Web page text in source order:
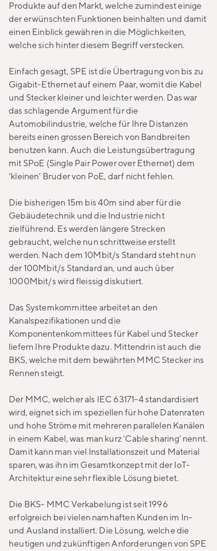
Produkte auf den Markt, welche zumindest einige
der erwünschten Funktionen beinhalten und damit
einen Einblick gewähren in die Möglichkeiten,
welche sich hinter diesem Begriff verstecken.
Einfach gesagt, SPE ist die Übertragung von bis zu
Gigabit-Ethernet auf einem Paar, womit die Kabel
und Stecker kleiner und leichter werden. Das war
das schlagende Argument für die
Automobilindustrie, welche für Ihre Distanzen
bereits einen grossen Bereich von Bandbreiten
benutzen kann. Auch die Leistungsübertragung
mit SPoE (Single Pair Power over Ethernet) dem
‘kleinen’ Bruder von PoE, darf nicht fehlen.
Die bisherigen 15m bis 40m sind aber für die
Gebäudetechnik und die Industrie nicht
zielführend. Es werden längere Strecken
gebraucht, welche nun schrittweise erstellt
werden. Nach dem 10Mbit/s Standard steht nun
der 100Mbit/s Standard an, und auch über
1000Mbit/s wird fleissig diskutiert.
Das Systemkommittee arbeitet an den
Kanalspezifikationen und die
Komponentenkommittees für Kabel und Stecker
liefern Ihre Produkte dazu. Mittendrin ist auch die
BKS, welche mit dem bewährten MMC Stecker ins
Rennen steigt.
Der MMC, welcher als IEC 63171-4 standardisiert
wird, eignet sich im speziellen für hohe Datenraten
und hohe Ströme mit mehreren parallelen Kanälen
in einem Kabel, was man kurz ‘Cable sharing’ nennt.
Damit kann man viel Installationszeit und Material
sparen, was ihn im Gesamtkonzept mit der IoT-
Architektur eine sehr flexible Lösung bietet.
Die BKS- MMC Verkabelung ist seit 1996
erfolgreich bei vielen namhaften Kunden im In-
und Ausland installiert. Die Lösung, welche die
heutigen und zukünftigen Anforderungen von SPE